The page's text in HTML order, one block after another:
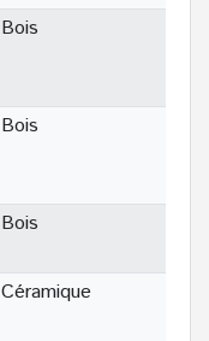
Bois
Bois
Bois
Céramique